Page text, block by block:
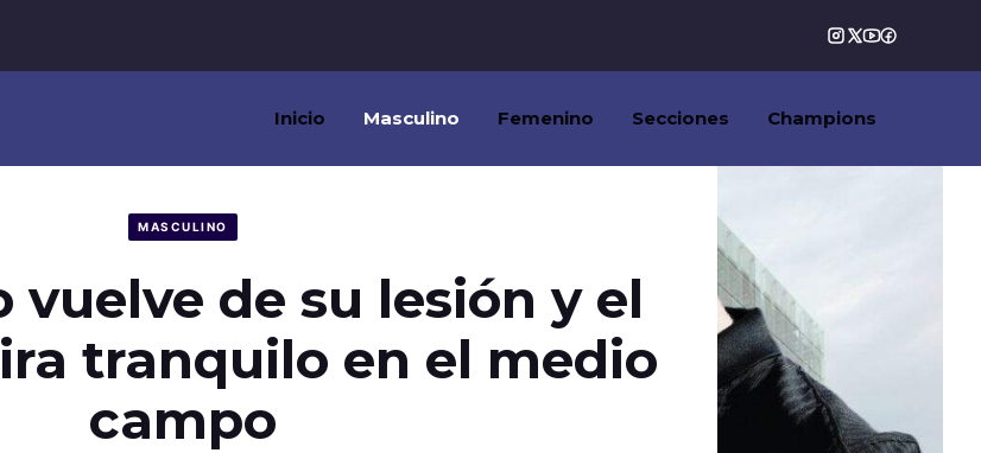
Inicio Masculino Femenino Secciones Champions
MASCULINO
vuelve de su lesión y el
tranquilo en el medio
campo